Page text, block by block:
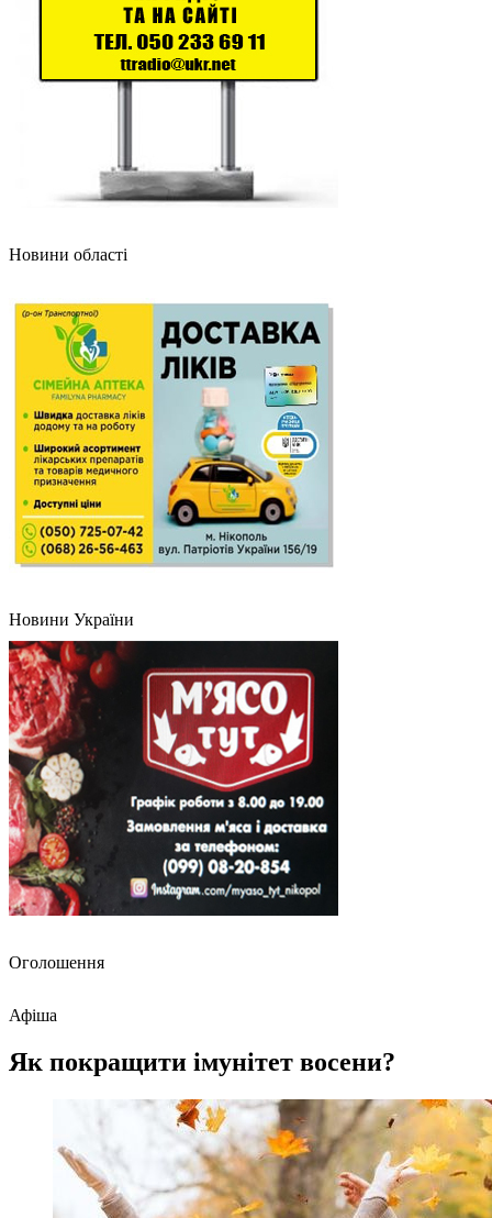
Новини області
Новини України
Оголошення
Афіша
Як покращити імунітет восени?